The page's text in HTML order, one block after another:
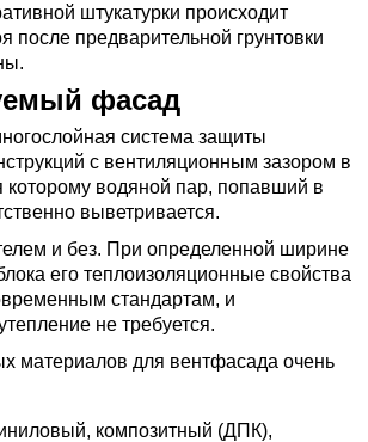
штукатурки происходит
после предварительной грунтовки
фасад
система защиты
с вентиляционным зазором в
которому водяной пар, попавший в
выветривается.
и без. При определенной ширине
его теплоизоляционные свойства
стандартам, и
не требуется.
материалов для вентфасада очень
композитный (ДПК),